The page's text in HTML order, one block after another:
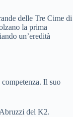
delle Tre Cime di
la prima
un’eredità
Il suo
del K2.